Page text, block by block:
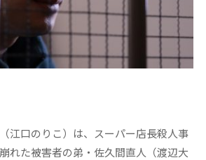
江口のりこ）は、スーパー店長殺人事
れた被害者の弟・佐久間直人（渡辺大